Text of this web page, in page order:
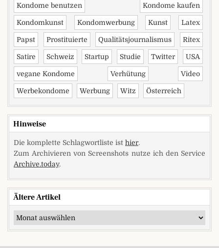
Kondome benutzen Kondome kaufen
Kondomkunst Kondomwerbung Kunst Latex
Papst Prostituierte Qualitätsjournalismus Ritex
Satire Schweiz Startup Studie Twitter USA
vegane Kondome Verhütung Video
Werbekondome Werbung Witz Österreich
Hinweise
Die komplette Schlagwortliste ist hier.
Zum Archivieren von Screenshots nutze ich den Service
Archive.today.
Ältere Artikel
Ältere Artikel